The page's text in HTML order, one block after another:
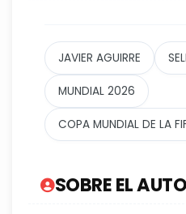
JAVIER AGUIRRE
MUNDIAL 2026
COPA MUNDIAL DE LA
SOBRE EL